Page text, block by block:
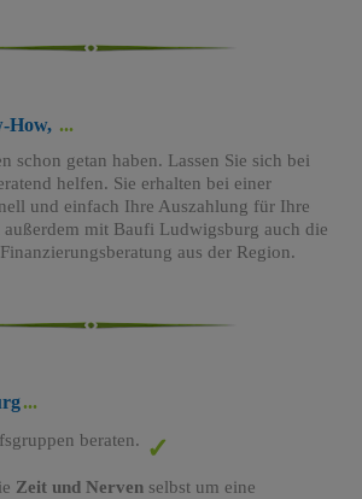
How,
schon getan haben. Lassen Sie sich bei
helfen. Sie erhalten bei einer
und einfach Ihre Auszahlung für Ihre
mit Baufi Ludwigsburg auch die
aus der Region.
beraten.
Zeit und Nervenselbst um eine